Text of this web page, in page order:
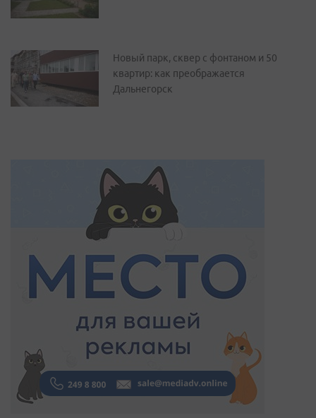
Новый парк, сквер с фонтаном и 50
квартир: как преображается
Дальнегорск